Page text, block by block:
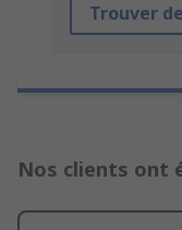
Trouver
Nos clients ont